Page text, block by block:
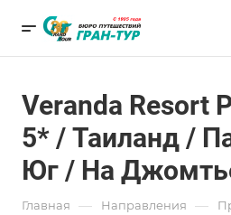
Veranda Resort
5* / Таиланд /
Юг / На
Главная — Направления —